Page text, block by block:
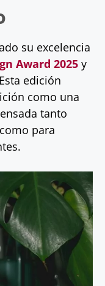
su excelencia
Award 2025 y
edición
como una
tanto
para